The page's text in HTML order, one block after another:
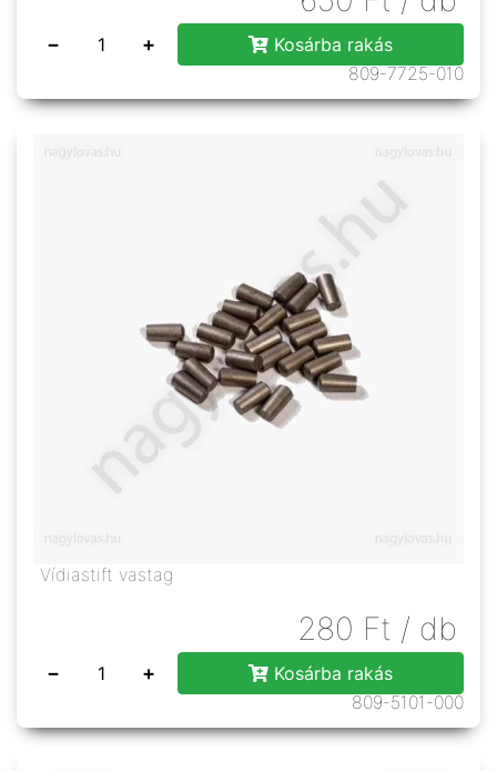
− +
Kosárba rakás
809-7725-010
Vídiastift vastag
280 Ft / db
− +
Kosárba rakás
809-5101-000